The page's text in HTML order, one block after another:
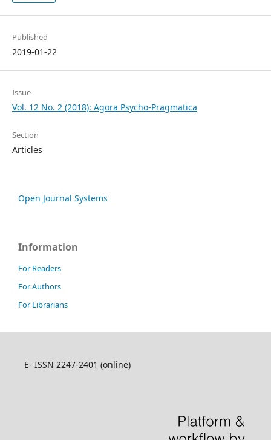
Published
2019-01-22
Issue
Vol. 12 No. 2 (2018): Agora Psycho-Pragmatica
Section
Articles
Open Journal Systems
Information
For Readers
For Authors
For Librarians
E- ISSN 2247-2401 (online)